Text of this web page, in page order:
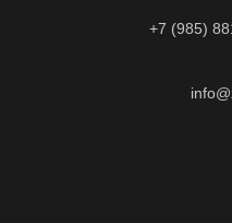
+7 (985)